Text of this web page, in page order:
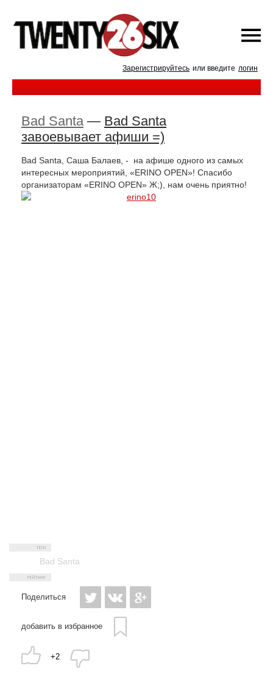
Зарегистрируйтесь или введите логин
Bad Santa— Bad Santa
завоевывает афиши =)
Bad Santa, Саша Балаев, - на афише одного из самых
интересных мероприятий, «ERINO OPEN»! Спасибо
организаторам «ERINO OPEN» Ж;), нам очень приятно!
Bad Santa
Поделиться
добавить в избранное
+2